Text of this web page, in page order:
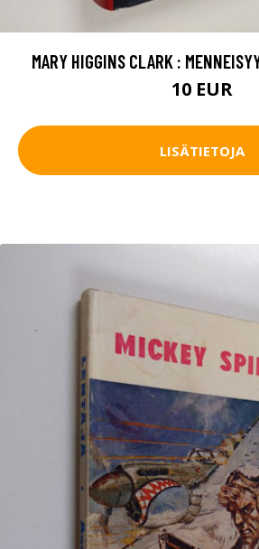
MARY HIGGINS CLARK :
10 EUR
LISÄTIETOJA